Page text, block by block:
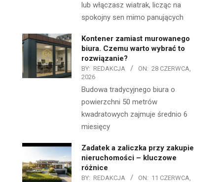
lub włączasz wiatrak, licząc na
spokojny sen mimo panujących
Kontener zamiast murowanego
biura. Czemu warto wybrać to
rozwiązanie?
BY: REDAKCJA ON: 28 CZERWCA,
2026
Budowa tradycyjnego biura o
powierzchni 50 metrów
kwadratowych zajmuje średnio 6
miesięcy
Zadatek a zaliczka przy zakupie
nieruchomości – kluczowe
różnice
BY: REDAKCJA ON: 11 CZERWCA,